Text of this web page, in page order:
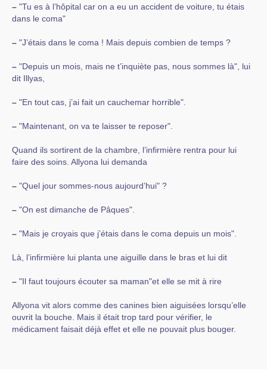
– "Tu es à l’hôpital car on a eu un accident de voiture, tu étais
dans le coma"
– "J’étais dans le coma ! Mais depuis combien de temps ?
– "Depuis un mois, mais ne t’inquiète pas, nous sommes là", lui
dit Illyas,
– "En tout cas, j’ai fait un cauchemar horrible".
– "Maintenant, on va te laisser te reposer".
Quand ils sortirent de la chambre, l’infirmière rentra pour lui
faire des soins. Allyona lui demanda
– "Quel jour sommes-nous aujourd’hui" ?
– "On est dimanche de Pâques".
– "Mais je croyais que j’étais dans le coma depuis un mois".
Là, l’infirmière lui planta une aiguille dans le bras et lui dit
– "Il faut toujours écouter sa maman"et elle se mit à rire
Allyona vit alors comme des canines bien aiguisées lorsqu’elle
ouvrit la bouche. Mais il était trop tard pour vérifier, le
médicament faisait déjà effet et elle ne pouvait plus bouger.